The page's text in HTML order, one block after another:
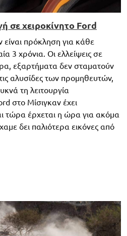
σε χειροκίνητο Ford
πρόκληση για κάθε
3 χρόνια. Οι ελλείψεις σε
εξαρτήματα δεν σταματούν
αλυσίδες των προμηθευτών,
τη λειτουργία
στο Μίσιγκαν έχει
τώρα έρχεται η ώρα για ακόμα
δει παλιότερα εικόνες από